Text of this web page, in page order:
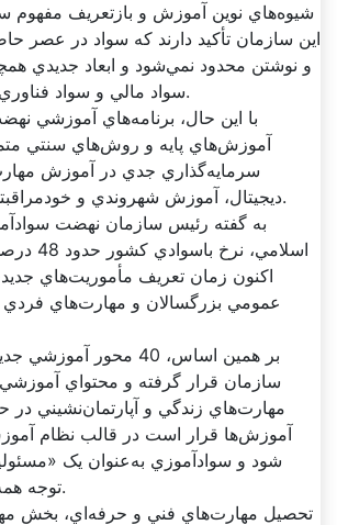
شيوه‌هاي نوين آموزش و بازتعريف مفهوم
اين سازمان تأکيد دارند که سواد در عصر
و نوشتن محدود نمي‌شود و ابعاد جديدي
سواد مالي و سواد فناوري را نيز دربرمي‌گيرد.
با اين حال، برنامه‌هاي آموزشي
آموزش‌هاي پايه و روش‌هاي سنتي
سرمايه‌گذاري جدي در آموزش
ديجيتال، آموزش شهروندي و خودمراقبتي احساس مي‌شود.
به گفته رئيس سازمان نهضت
اسلامي،
اکنون زمان تعريف مأموريت‌هاي
عمومي بزرگسالان و مهارت‌هاي فردي
بر همين اساس، 40 محور
سازمان قرار گرفته و محتواي آموزشي
مهارت‌هاي زندگي و آپارتمان‌نشيني در
آموزش‌ها قرار است در قالب نظام
شود و سوادآموزي به‌عنوان يک
توجه همه بخش‌ها قرار گيرد.
تحصيل مهارت‌هاي فني و حرفه‌اي، بخش